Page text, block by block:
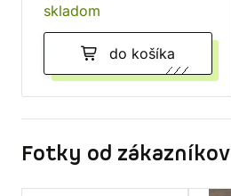
skladom
do košíka
Fotky od zákazníkov